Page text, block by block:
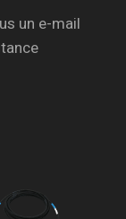
un e-mail